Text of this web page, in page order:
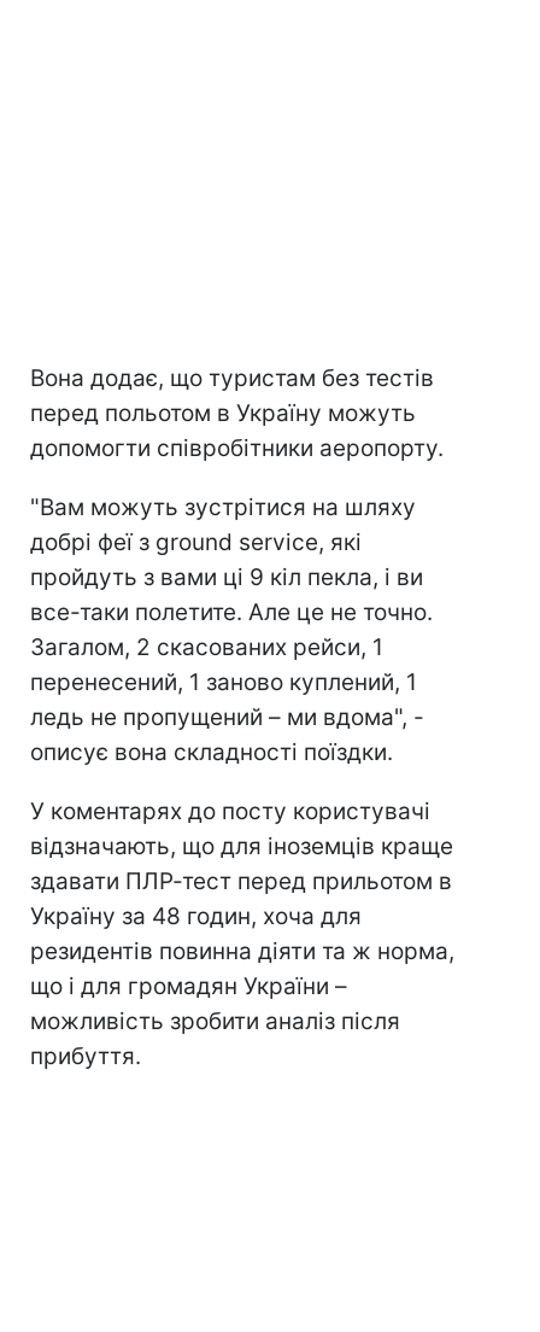
Вона додає, що туристам без тестів
перед польотом в Україну можуть
допомогти співробітники аеропорту.
"Вам можуть зустрітися на шляху
добрі феї з ground service, які
пройдуть з вами ці 9 кіл пекла, і ви
все-таки полетите. Але це не точно.
Загалом, 2 скасованих рейси, 1
перенесений, 1 заново куплений, 1
ледь не пропущений – ми вдома", -
описує вона складності поїздки.
У коментарях до посту користувачі
відзначають, що для іноземців краще
здавати ПЛР-тест перед прильотом в
Україну за 48 годин, хоча для
резидентів повинна діяти та ж норма,
що і для громадян України –
можливість зробити аналіз після
прибуття.